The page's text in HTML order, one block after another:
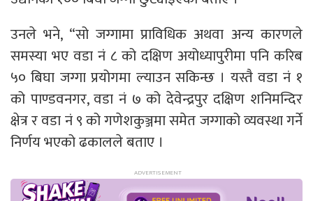
उनले भने, “सो जग्गामा प्राविधिक अथवा अन्य कारणले
समस्या भए वडा नं ८ को दक्षिण अयोध्यापुरीमा पनि करिब
५० बिघा जग्गा प्रयोगमा ल्याउन सकिन्छ । यस्तै वडा नं १
को पाण्डवनगर, वडा नं ७ को देवेन्द्रपुर दक्षिण शनिमन्दिर
क्षेत्र र वडा नं ९ को गणेशकुञ्जमा समेत जग्गाको व्यवस्था गर्ने
निर्णय भएको ढकालले बताए ।